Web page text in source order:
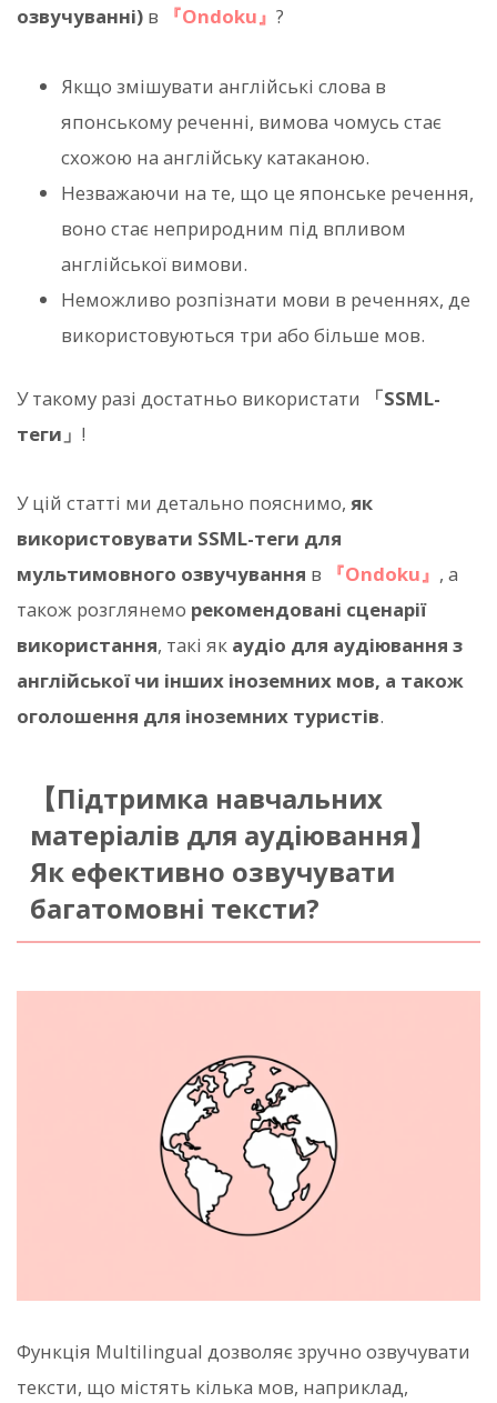
озвучуванні) в 『Ondoku』 ?
Якщо змішувати англійські слова в
японському реченні, вимова чомусь стає
схожою на англійську катаканою.
Незважаючи на те, що це японське речення,
воно стає неприродним під впливом
англійської вимови.
Неможливо розпізнати мови в реченнях, де
використовуються три або більше мов.
У такому разі достатньо використати
「SSML-
теги」 !
У цій статті ми детально пояснимо, як
використовувати SSML-теги для
мультимовного озвучування в 『Ondoku』 , а
також розглянемо рекомендовані сценарії
використання, такі як аудіо для аудіювання з
англійської чи інших іноземних мов, а також
оголошення для іноземних туристів.
【Підтримка навчальних
матеріалів для аудіювання】
Як ефективно озвучувати
багатомовні тексти?
Функція Multilingual дозволяє зручно озвучувати
тексти, що містять кілька мов, наприклад,